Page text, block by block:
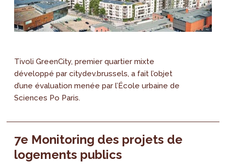
Tivoli GreenCity, premier quartier mixte
développé par citydev.brussels, a fait l’objet
d’une évaluation menée par l’École urbaine de
Sciences Po Paris.
7e Monitoring des projets de
logements publics